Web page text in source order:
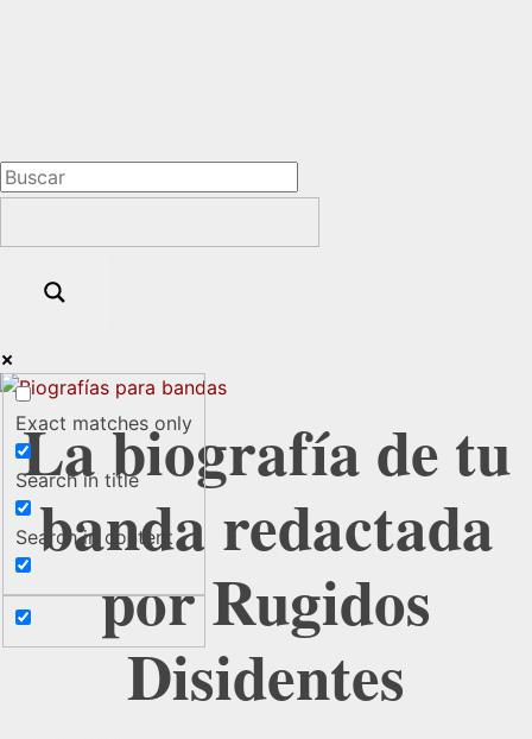
Exact matches only
Search in title
Search in content
La biografía de tu
banda redactada
por Rugidos
Disidentes